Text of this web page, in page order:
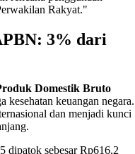
Rakyat."
3% dari
Domestik Bruto
kesehatan keuangan negara.
dan menjadi kunci
dipatok sebesar Rp616,2